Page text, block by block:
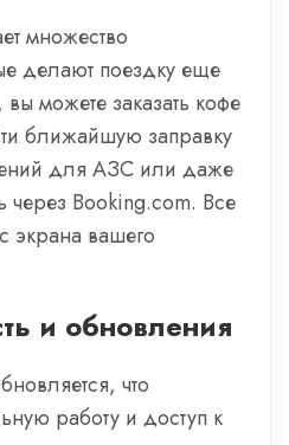
множество
делают поездку еще
можете заказать кофе
ближайшую заправку
для АЗС или даже
через Booking.com. Все
экрана вашего
и обновления
что
работу и доступ к